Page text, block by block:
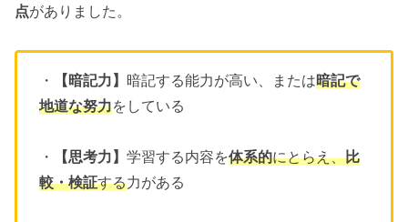
点がありました。
・ 【暗記力】 暗記する能力が高い、または暗記で
地道な努力をしている
・ 【思考力】 学習する内容を体系的にとらえ、比
較・検証する力がある